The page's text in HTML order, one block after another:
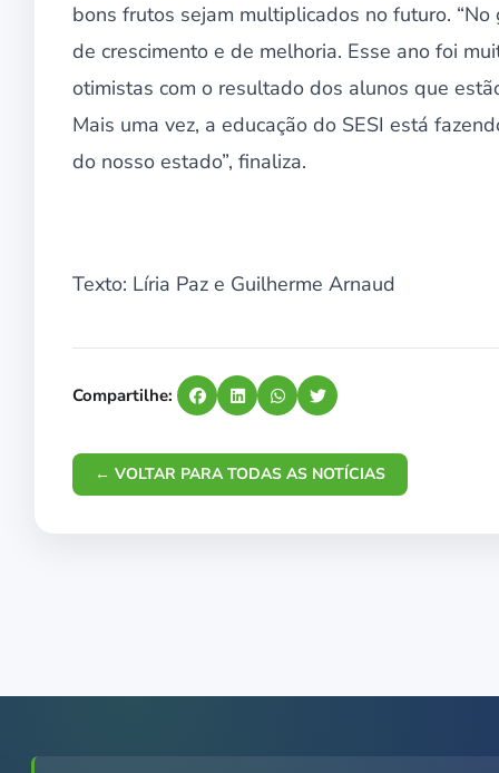
bons frutos sejam multiplicados no futuro.
de crescimento e de melhoria. Esse ano foi
otimistas com o resultado dos alunos que
Mais uma vez, a educação do SESI está
do nosso estado”, finaliza.
Texto: Líria Paz e Guilherme Arnaud
Compartilhe:
← VOLTAR PARA TODAS AS NOTÍCIAS